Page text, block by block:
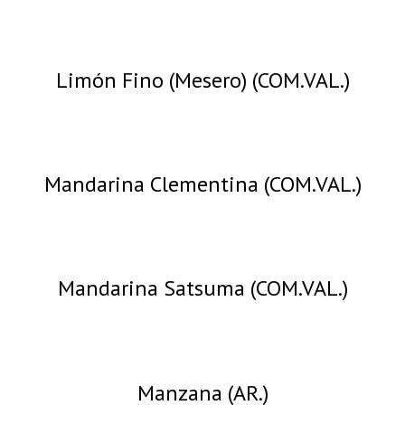
Limón Fino (Mesero) (COM.VAL.)
Mandarina Clementina (COM.VAL.)
Mandarina Satsuma (COM.VAL.)
Manzana (AR.)